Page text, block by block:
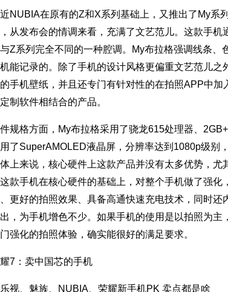
NUBIA在原有的Z和X系列基础上，又推出了My系
从发布会的情调来看，充满了文艺范儿。这款手机
Z系列完全不同的一种腔调。My布拉格强调线条、
能记录的。除了手机的设计风格更偏重文艺范儿
手机壁纸，并且还专门有针对性的在拍照APP中
制软件相结合的产品。
规格方面，My布拉格采用了骁龙615处理器、
了SuperAMOLED液晶屏，分辨率达到1080p级别
上来说，核心硬件上这款产品并没有太多优势，尤
款手机在核心硬件的基础上，对整个手机做了强化
更好的拍照效果、具备高通快速充电技术，同时还
，为手机增色不少。如果手机的使用是以拍照为主
强化的拍照体验，确实能很好的满足要求。
7：卖中国芯的手机